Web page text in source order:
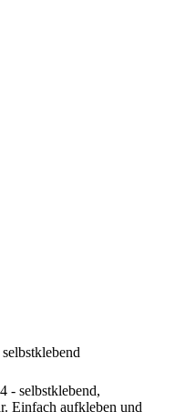
- selbstklebend,
Einfach aufkleben und